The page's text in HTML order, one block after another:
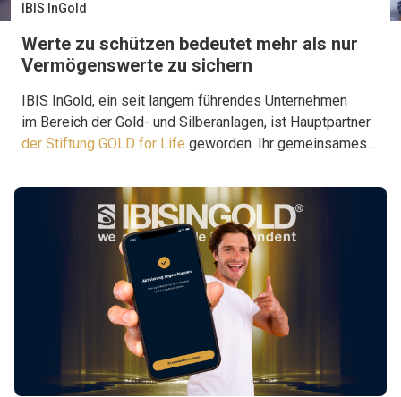
IBIS InGold
Werte zu schützen bedeutet mehr als nur
Vermögenswerte zu sichern
IBIS InGold, ein seit langem führendes Unternehmen
im Bereich der Gold- und Silberanlagen, ist Hauptpartner
der Stiftung GOLD for Life geworden. Ihr gemeinsames
leisten, wo sie wirklich gebraucht wird.